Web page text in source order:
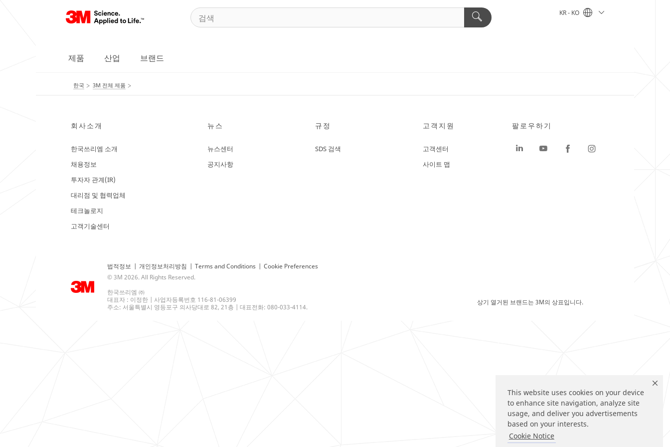
This website uses cookies on your device
to enhance site navigation, analyze site
usage, and deliver you advertisements
based on your interests.
Cookie Notice
KR - KO
제품 산업 브랜드
한국 3M 전체 제품
회사소개
한국쓰리엠 소개
채용정보
투자자 관계(IR)
대리점 및 협력업체
테크놀로지
고객기술센터
뉴스
뉴스센터
공지사항
규정
SDS 검색
고객지원
고객센터
사이트 맵
법적정보 | 개인정보처리방침 | Terms and Conditions | Cookie Preferences
© 3M 2026. All Rights Reserved.
한국쓰리엠 ㈜
대표자 : 이정한 | 사업자등록번호 116-81-06399
주소: 서울특별시 영등포구 의사당대로 82, 21층 | 대표전화: 080-033-4114.
팔로우하기
상기 열거된 브랜드는 3M의 상표입니다.